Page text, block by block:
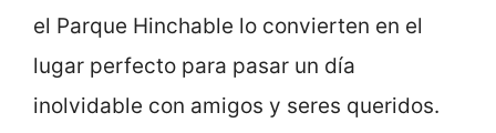
el Parque Hinchable lo convierten en el
lugar perfecto para pasar un día
inolvidable con amigos y seres queridos.